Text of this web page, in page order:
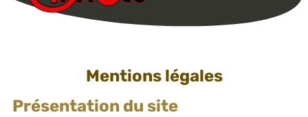
Mentions légales
Présentation du site